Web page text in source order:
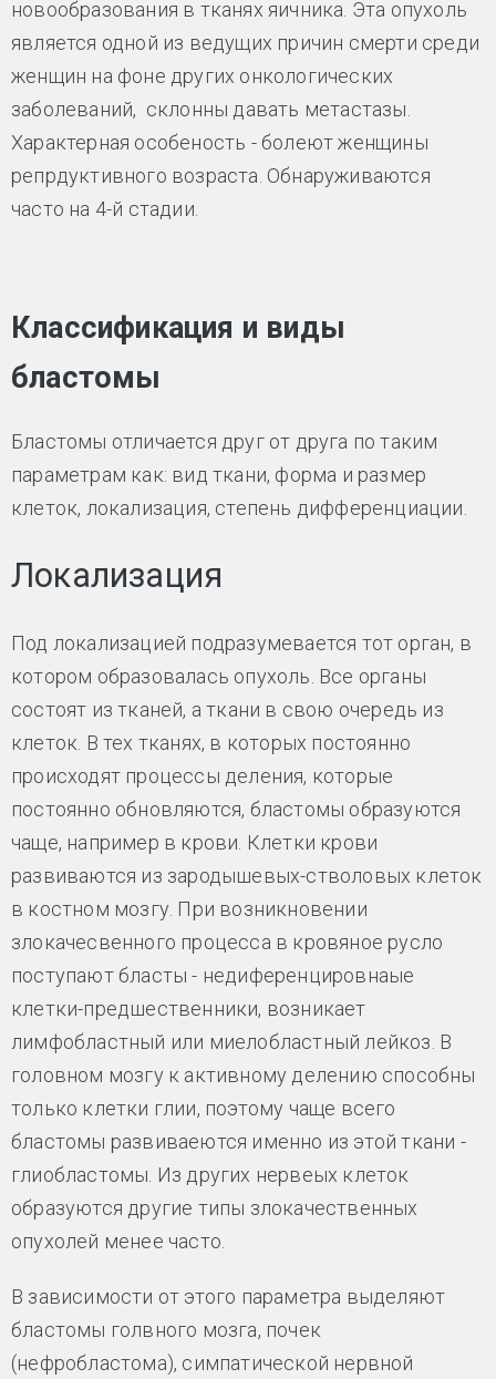
новообразования в тканях яичника. Эта опухоль
является одной из ведущих причин смерти среди
женщин на фоне других онкологических
заболеваний, склонны давать метастазы.
Характерная особеность - болеют женщины
репрдуктивного возраста. Обнаруживаются
часто на 4-й стадии.
Классификация и виды
бластомы
Бластомы отличается друг от друга по таким
параметрам как: вид ткани, форма и размер
клеток, локализация, степень дифференциации.
Локализация
Под локализацией подразумевается тот орган, в
котором образовалась опухоль. Все органы
состоят из тканей, а ткани в свою очередь из
клеток. В тех тканях, в которых постоянно
происходят процессы деления, которые
постоянно обновляются, бластомы образуются
чаще, например в крови. Клетки крови
развиваются из зародышевых-стволовых клеток
в костном мозгу. При возникновении
злокачесвенного процесса в кровяное русло
поступают бласты - недиференцировнаые
клетки-предшественники, возникает
лимфобластный или миелобластный лейкоз. В
головном мозгу к активному делению способны
только клетки глии, поэтому чаще всего
бластомы развиваеются именно из этой ткани -
глиобластомы. Из других нервеых клеток
образуются другие типы злокачественных
опухолей менее часто.
В зависимости от этого параметра выделяют
бластомы голвного мозга, почек
(нефробластома), симпатической нервной